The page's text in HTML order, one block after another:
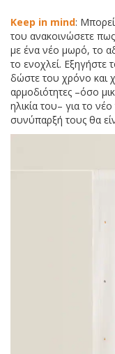
Keep in mind:
του ανακοινώσετε
με ένα νέο μωρό, το
το ενοχλεί. Εξηγήστε
δώστε του χρόνο και
αρμοδιότητες –όσο
ηλικία του– για το
συνύπαρξή τους θα